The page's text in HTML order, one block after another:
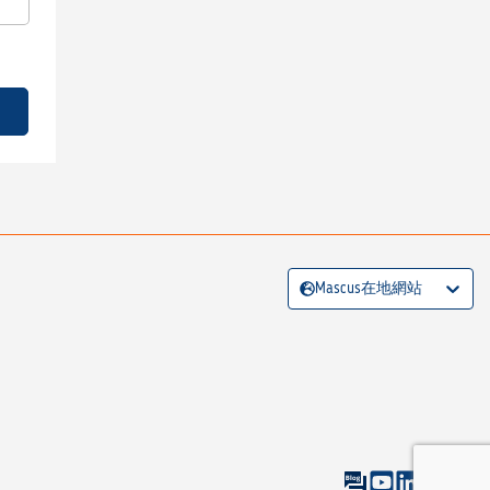
Mascus在地網站